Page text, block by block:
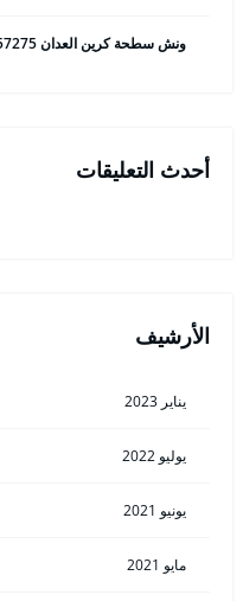
ونش سطحة كرين العدان 65557275 ونش سحب وانقاذ سيارات
أحدث التعليقات
الأرشيف
يناير 2023
يوليو 2022
يونيو 2021
مايو 2021